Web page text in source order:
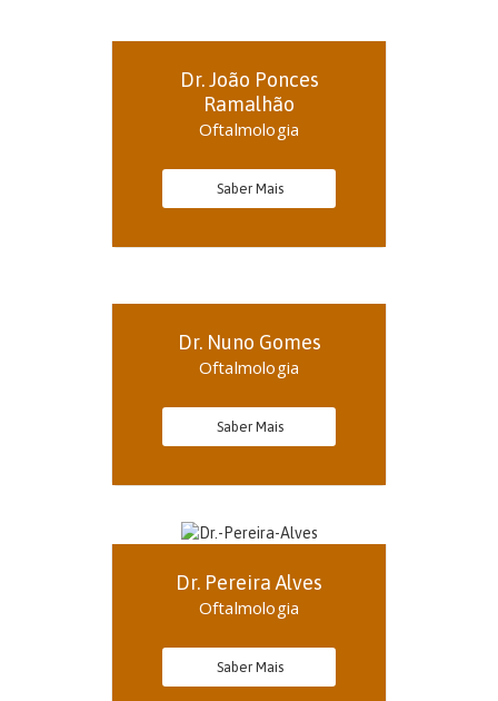
Dr. João Ponces
Ramalhão
Oftalmologia
Saber Mais
Dr. Nuno Gomes
Oftalmologia
Saber Mais
Dr. Pereira Alves
Oftalmologia
Saber Mais